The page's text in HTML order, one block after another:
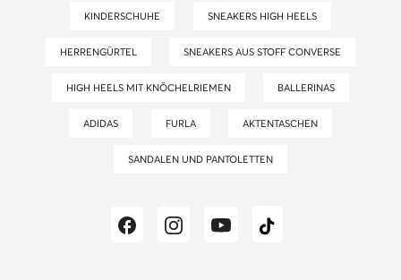
KINDERSCHUHE SNEAKERS HIGH HEELS
HERRENGÜRTEL SNEAKERS AUS STOFF CONVERSE
HIGH HEELS MIT KNÖCHELRIEMEN BALLERINAS
ADIDAS FURLA AKTENTASCHEN
SANDALEN UND PANTOLETTEN